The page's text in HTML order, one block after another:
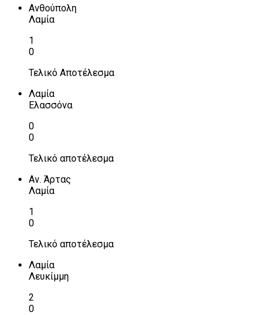
Ανθούπολη
Λαμία
1
0
Τελικό Αποτέλεσμα
Λαμία
Ελασσόνα
0
0
Τελικό αποτέλεσμα
Αν. Άρτας
Λαμία
1
0
Τελικό αποτέλεσμα
Λαμία
Λευκίμμη
2
0